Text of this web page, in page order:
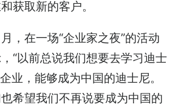
获取新的客户。
，在一场“企业家之夜”的活动
“以前总说我们想要去学习迪士
业，能够成为中国的迪士尼。
希望我们不再说要成为中国的